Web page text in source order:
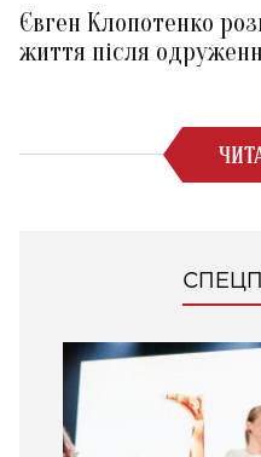
Євген Клопотенко
життя після